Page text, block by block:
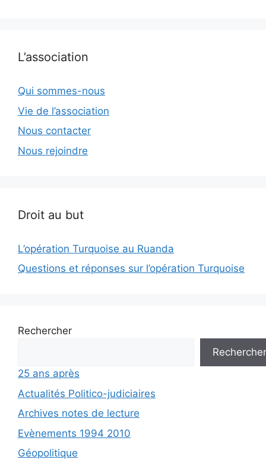
L’association
Qui sommes-nous
Vie de l’association
Nous contacter
Nous rejoindre
Droit au but
L’opération Turquoise au Ruanda
Questions et réponses sur l’opération Turquoise
Rechercher
Rechercher
25 ans après
Actualités Politico-judiciaires
Archives notes de lecture
Evènements 1994 2010
Géopolitique